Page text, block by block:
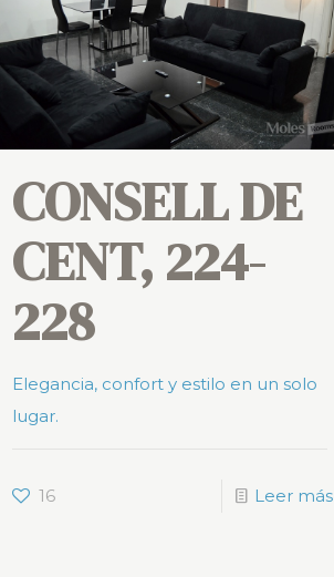
CONSELL DE
CENT, 224-
228
Elegancia, confort y estilo en un solo
lugar.
16 Leer más